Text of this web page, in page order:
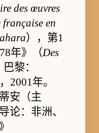
des œuvres
en
），第1
年》（Des
黎：
2001年。
安（主
论：非洲、